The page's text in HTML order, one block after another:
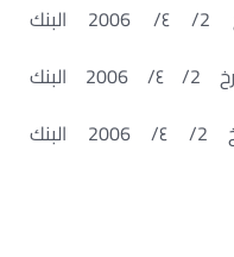
١ – الشيك رقم……………مؤرخ 2/ ٤/ 2006 البنك
٢ – الشيك رقم ……………مؤرخ 2/ ٤/ 2006 البنك
٣ – الشيك رقم……………مؤرخ 2/ ٤/ 2006 البنك